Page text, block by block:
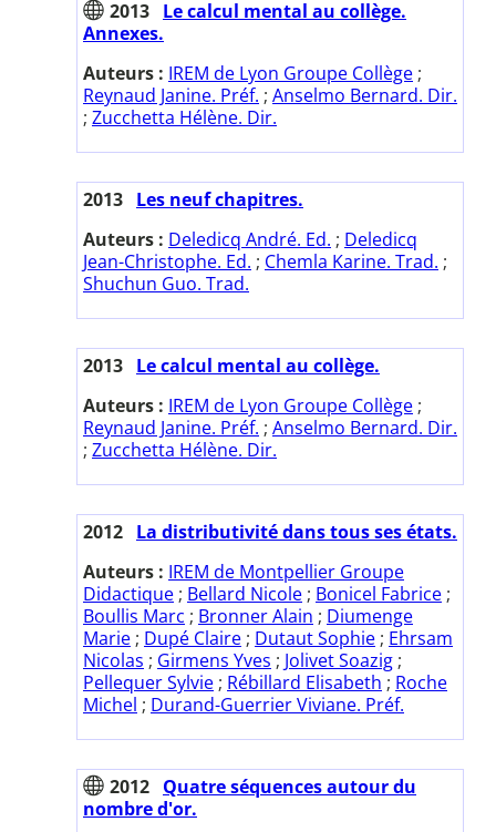
2013 Le calcul mental au collège.
Annexes.
Auteurs : IREM de Lyon Groupe Collège ;
Reynaud Janine. Préf. ; Anselmo Bernard. Dir.
; Zucchetta Hélène. Dir.
2013 Les neuf chapitres.
Auteurs : Deledicq André. Ed. ; Deledicq
Jean-Christophe. Ed. ; Chemla Karine. Trad. ;
Shuchun Guo. Trad.
2013 Le calcul mental au collège.
Auteurs : IREM de Lyon Groupe Collège ;
Reynaud Janine. Préf. ; Anselmo Bernard. Dir.
; Zucchetta Hélène. Dir.
2012 La distributivité dans tous ses états.
Auteurs : IREM de Montpellier Groupe
Didactique ; Bellard Nicole ; Bonicel Fabrice ;
Boullis Marc ; Bronner Alain ; Diumenge
Marie ; Dupé Claire ; Dutaut Sophie ; Ehrsam
Nicolas ; Girmens Yves ; Jolivet Soazig ;
Pellequer Sylvie ; Rébillard Elisabeth ; Roche
Michel ; Durand-Guerrier Viviane. Préf.
2012 Quatre séquences autour du
nombre d'or.